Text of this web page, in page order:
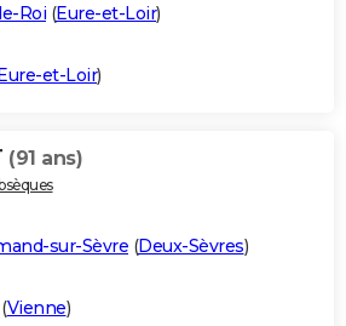
Roi (Eure-et-Loir)
et-Loir)
(91 ans)
sur-Sèvre (Deux-Sèvres)
(Vienne)